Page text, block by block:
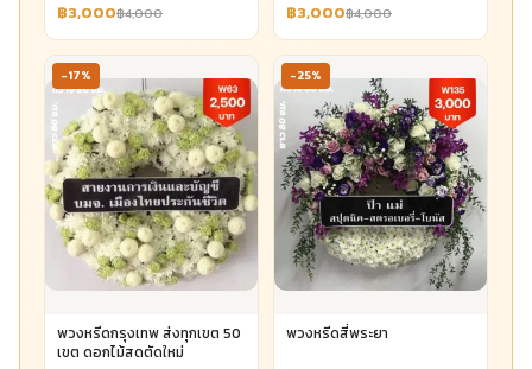
฿3,000฿4,000 ฿3,000฿4,000
-17%
พวงหรีดกรุงเทพ ส่งทุกเขต 50
เขต ดอกไม้สดตัดใหม่
-25%
พวงหรีดสี่พระยา